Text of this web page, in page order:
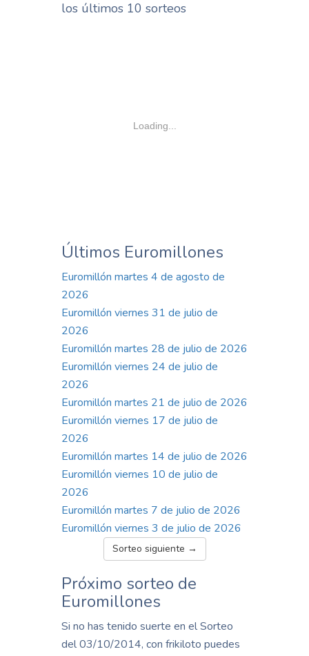
los últimos 10 sorteos
Loading...
Últimos Euromillones
Euromillón martes 4 de agosto de
2026
Euromillón viernes 31 de julio de
2026
Euromillón martes 28 de julio de 2026
Euromillón viernes 24 de julio de
2026
Euromillón martes 21 de julio de 2026
Euromillón viernes 17 de julio de
2026
Euromillón martes 14 de julio de 2026
Euromillón viernes 10 de julio de
2026
Euromillón martes 7 de julio de 2026
Euromillón viernes 3 de julio de 2026
Sorteo siguiente →
Próximo sorteo de
Euromillones
Si no has tenido suerte en el Sorteo
del 03/10/2014, con frikiloto puedes